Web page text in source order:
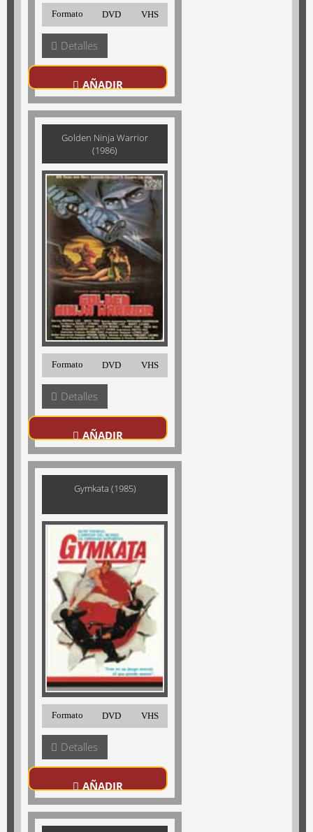
Formato DVD VHS
Detalles
AÑADIR
Golden Ninja Warrior
(1986)
Formato DVD VHS
Detalles
AÑADIR
Gymkata (1985)
Formato DVD VHS
Detalles
AÑADIR